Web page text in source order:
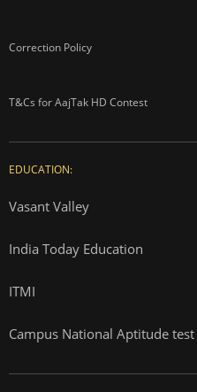
Correction Policy
T&Cs for AajTak HD Contest
EDUCATION:
Vasant Valley
India Today Education
ITMI
Campus National Aptitude test